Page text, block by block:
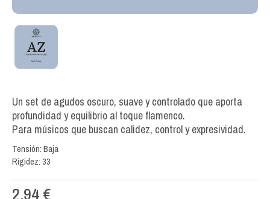
Un set de agudos oscuro, suave y controlado que aporta
profundidad y equilibrio al toque flamenco.
Para músicos que buscan calidez, control y expresividad.
Tensión: Baja
Rigidez: 33